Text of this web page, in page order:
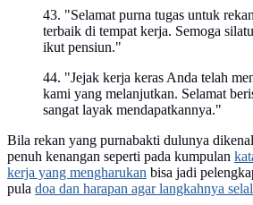
43. "Selamat purna tugas untuk
terbaik di tempat kerja. Semoga
ikut pensiun."
44. "Jejak kerja keras Anda telah
kami yang melanjutkan. Selamat
sangat layak mendapatkannya."
Bila rekan yang purnabakti dulunya
penuh kenangan seperti pada kumpulan
kerja yang mengharukan bisa jadi
pula doa dan harapan agar langkahnya